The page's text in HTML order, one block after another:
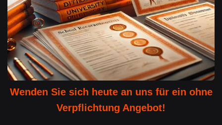
Wenden Sie sich heute an uns für ein ohne
Verpflichtung Angebot!